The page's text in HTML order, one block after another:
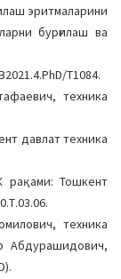
эритмаларини
бурғилаш ва
Т1084.
техника
давлат техника
рақами: Тошкент
техника
Абдурашидович,